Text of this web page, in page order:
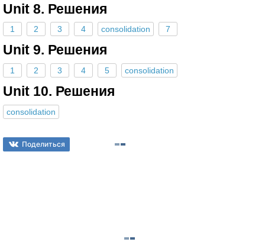
Unit 8. Решения
1 2 3 4 consolidation 7
Unit 9. Решения
1 2 3 4 5 consolidation
Unit 10. Решения
consolidation
Поделиться